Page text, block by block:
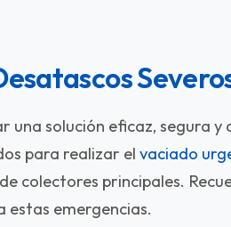
una solución eficaz, segura y
para realizar el vaciado
colectores principales.
estas emergencias.